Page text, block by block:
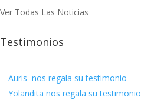
Ver Todas Las Noticias
Testimonios
Auris nos regala su testimonio
Yolandita nos regala su testimonio